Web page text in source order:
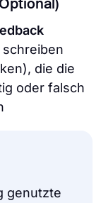
die die
oder falsch
genutzte